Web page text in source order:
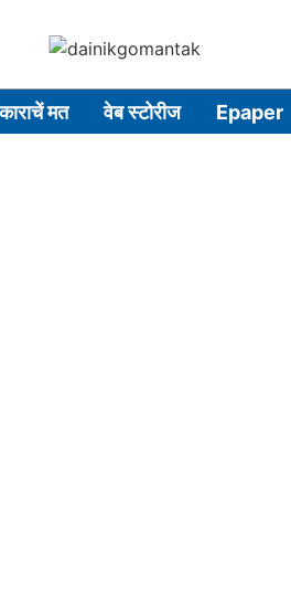
मत वेब स्टोरीज Epaper